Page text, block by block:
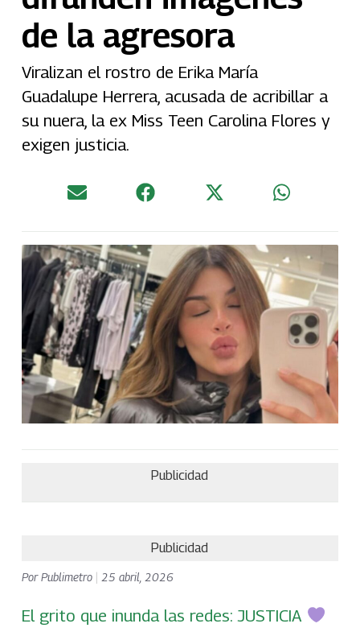
de la agresora
Viralizan el rostro de Erika María
Guadalupe Herrera, acusada de acribillar a
su nuera, la ex Miss Teen Carolina Flores y
exigen justicia.
Publicidad
Publicidad
PorPublimetro 25 abril, 2026
El grito que inunda las redes: JUSTICIA